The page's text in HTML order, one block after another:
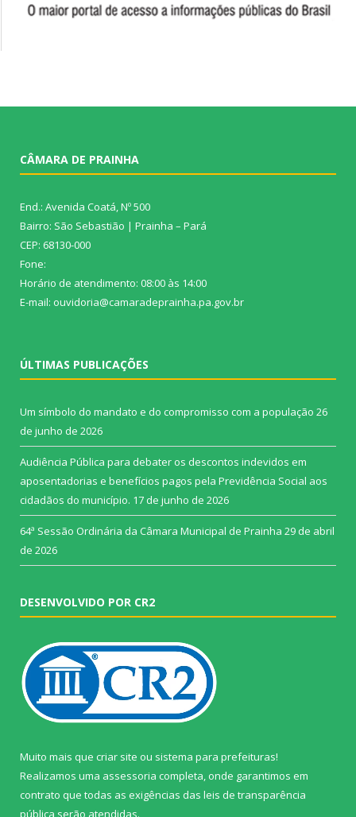
CÂMARA DE PRAINHA
End.: Avenida Coatá, Nº 500
Bairro: São Sebastião | Prainha – Pará
CEP: 68130-000
Fone:
Horário de atendimento: 08:00 às 14:00
E-mail: ouvidoria@camaradeprainha.pa.gov.br
ÚLTIMAS PUBLICAÇÕES
Um símbolo do mandato e do compromisso com a população 26
de junho de 2026
Audiência Pública para debater os descontos indevidos em
aposentadorias e benefícios pagos pela Previdência Social aos
cidadãos do município. 17 de junho de 2026
64ª Sessão Ordinária da Câmara Municipal de Prainha 29 de abril
de 2026
DESENVOLVIDO POR CR2
Muito mais que criar site ou sistema para prefeituras!
Realizamos uma assessoria completa, onde garantimos em
contrato que todas as exigências das leis de transparência
pública serão atendidas.